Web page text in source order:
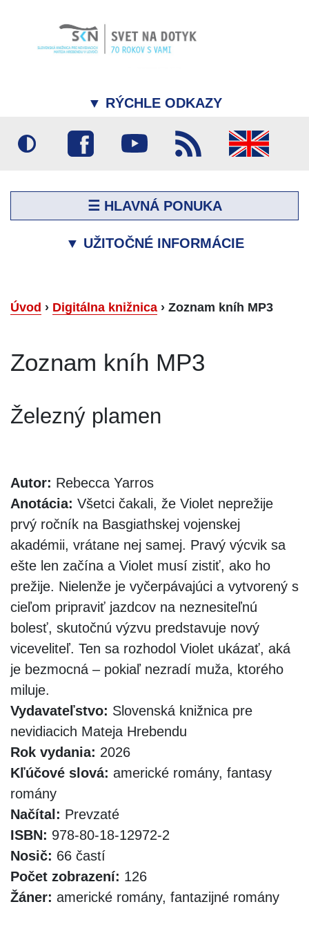
▼ RÝCHLE ODKAZY
☰ HLAVNÁ PONUKA
▼ UŽITOČNÉ INFORMÁCIE
Úvod › Digitálna knižnica › Zoznam kníh MP3
Zoznam kníh MP3
Železný plamen
Autor: Rebecca Yarros
Anotácia: Všetci čakali, že Violet neprežije
prvý ročník na Basgiathskej vojenskej
akadémii, vrátane nej samej. Pravý výcvik sa
ešte len začína a Violet musí zistiť, ako ho
prežije. Nielenže je vyčerpávajúci a vytvorený s
cieľom pripraviť jazdcov na neznesiteľnú
bolesť, skutočnú výzvu predstavuje nový
viceveliteľ. Ten sa rozhodol Violet ukázať, aká
je bezmocná – pokiaľ nezradí muža, ktorého
miluje.
Vydavateľstvo: Slovenská knižnica pre
nevidiacich Mateja Hrebendu
Rok vydania: 2026
Kľúčové slová: americké romány, fantasy
romány
Načítal: Prevzaté
ISBN: 978-80-18-12972-2
Nosič: 66 častí
Počet zobrazení: 126
Žáner: americké romány, fantazijné romány